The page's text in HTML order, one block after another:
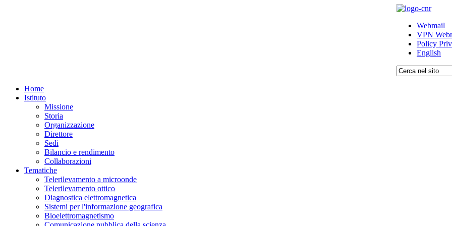
Webmail
VPN
Policy
English
Home
Istituto
Missione
Storia
Organizzazione
Direttore
Sedi
Bilancio e rendimento
Collaborazioni
Tematiche
Telerilevamento a microonde
Telerilevamento ottico
Diagnostica elettromagnetica
Sistemi per l'informazione geografica
Bioelettromagnetismo